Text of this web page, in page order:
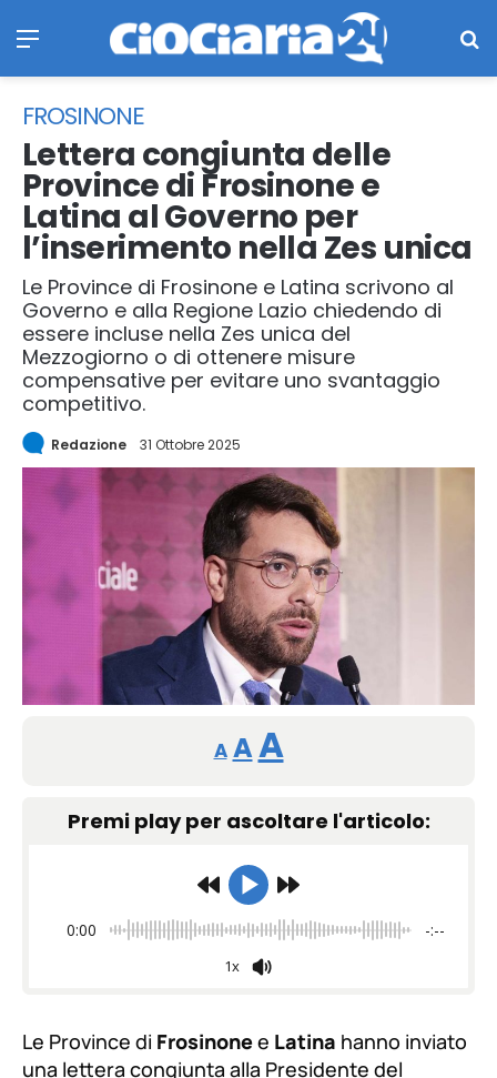
FROSINONE
Lettera congiunta delle
Province di Frosinone e
Latina al Governo per
l’inserimento nella Zes unica
Le Province di Frosinone e Latina scrivono al
Governo e alla Regione Lazio chiedendo di
essere incluse nella Zes unica del
Mezzogiorno o di ottenere misure
compensative per evitare uno svantaggio
competitivo.
Redazione 31 Ottobre 2025
A
Reducir
tamaño
fuente.
A Restablecer
de
fuente
AAumentar
tamaño
fuente.
Premi play per ascoltare l'articolo:
0:00 -:--
1x
Le Province di Frosinonee Latina hanno inviato
una lettera congiunta alla Presidente del